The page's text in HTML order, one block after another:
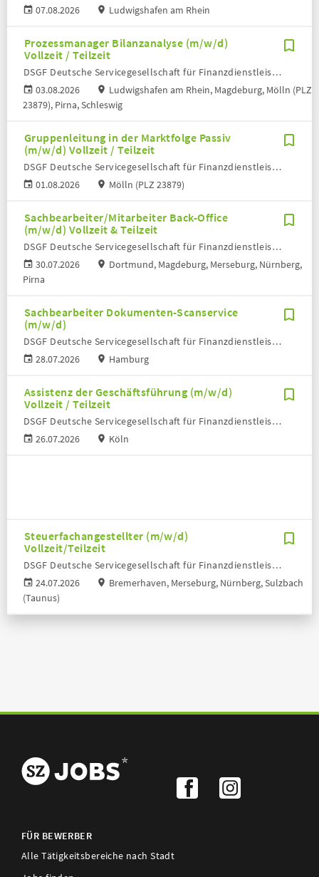
07.08.2026
Ludwigshafen am Rhein
Prozessmanager Bilanzanalyse (m/w/d)
Vollzeit / Teilzeit
03.08.2026
DSGF Deutsche Servicegesellschaft für Finanzdienstleister mbH
Ludwigshafen am Rhein, Magdeburg, Mölln (PLZ
23879), Pirna, Schleswig
Gruppenleitung in der Marktfolge Passiv
(m/w/d) Vollzeit / Teilzeit
01.08.2026
DSGF Deutsche Servicegesellschaft für Finanzdienstleister mbH
Mölln (PLZ 23879)
Sachbearbeiter/Mitarbeiter Back-Office
(m/w/d) Vollzeit & Teilzeit
30.07.2026
DSGF Deutsche Servicegesellschaft für Finanzdienstleister mbH
Dortmund, Magdeburg, Merseburg, Nürnberg,
Pirna
Sachbearbeiter Dokumenten-Scanservice
(m/w/d)
28.07.2026
DSGF Deutsche Servicegesellschaft für Finanzdienstleister mbH
Hamburg
Assistenz der Geschäftsführung (m/w/d)
Vollzeit / Teilzeit
26.07.2026
DSGF Deutsche Servicegesellschaft für Finanzdienstleister mbH
Köln
Steuerfachangestellter (m/w/d)
Vollzeit/Teilzeit
24.07.2026
DSGF Deutsche Servicegesellschaft für Finanzdienstleister mbH
Bremerhaven, Merseburg, Nürnberg, Sulzbach
(Taunus)
FÜR BEWERBER
Alle Tätigkeitsbereiche nach Stadt